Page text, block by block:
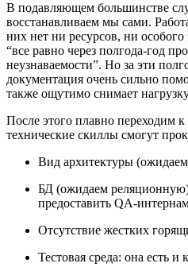
В подавляющем большинстве
восстанавливаем мы сами.
них нет ни ресурсов, ни
“все равно через полгода-год
неузнаваемости”. Но за эти
документация очень сильно
также ощутимо снимает
После этого плавно переходим
технические скиллы смогут
Вид архитектуры
БД (ожидаем
предоставить QA-
Отсутствие жестких
Тестовая среда: она есть и